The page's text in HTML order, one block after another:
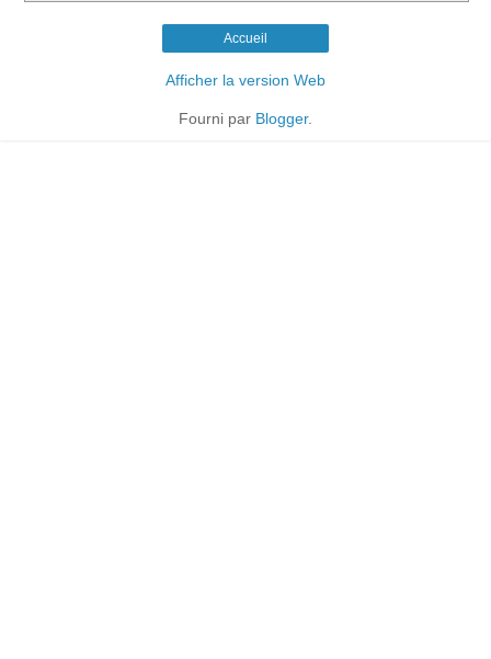
Accueil
Afficher la version Web
Fourni par Blogger.